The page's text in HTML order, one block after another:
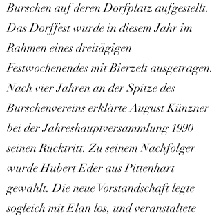
Burschen auf deren Dorfplatz aufgestellt.
Das Dorffest wurde in diesem Jahr im
Rahmen eines dreitägigen
Festwochenendes mit Bierzelt ausgetragen.
Nach vier Jahren an der Spitze des
Burschenvereins erklärte August Künzner
bei der Jahreshauptversammlung 1990
seinen Rücktritt. Zu seinem Nachfolger
wurde Hubert Eder aus Pittenhart
gewählt. Die neue Vorstandschaft legte
sogleich mit Elan los, und veranstaltete